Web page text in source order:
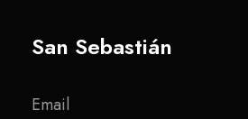
San Sebastián
Email